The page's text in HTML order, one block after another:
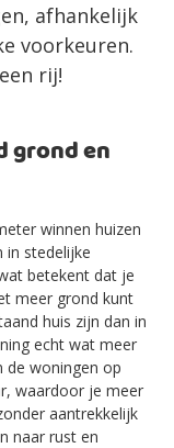
afhankelijk
voorkeuren.
rij!
grond en
winnen huizen
in stedelijke
betekent dat je
meer grond kunt
huis zijn dan in
echt wat meer
de woningen op
waardoor je meer
aantrekkelijk
naar rust en